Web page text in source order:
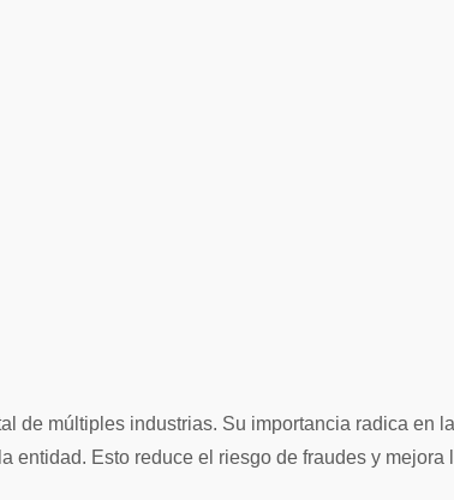
de múltiples industrias. Su importancia radica en
Esto reduce el riesgo de fraudes y